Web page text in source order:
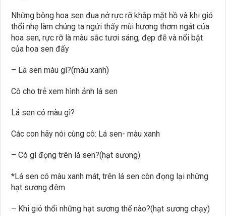
Những bông hoa sen đua nở rực rỡ khắp mặt hồ và khi gió
thổi nhẹ làm chúng ta ngửi thấy mùi hương thơm ngát của
hoa sen, rực rỡ là màu sắc tươi sáng, đẹp đẽ và nổi bật
của hoa sen đấy
– Lá sen màu gì?(màu xanh)
Cô cho trẻ xem hình ảnh lá sen
Lá sen có màu gì?
Các con hãy nói cùng cô: Lá sen- màu xanh
– Có gì đọng trên lá sen?(hạt sương)
*Lá sen có màu xanh mát, trên lá sen còn đọng lại những
hạt sương đêm
– Khi gió thổi những hạt sương thế nào?(hạt sương chạy)